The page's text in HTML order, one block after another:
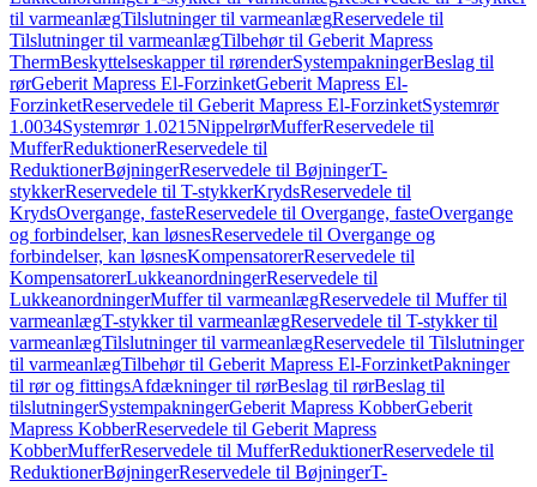
til varmeanlægTilslutninger til varmeanlægReservedele til
Tilslutninger til varmeanlægTilbehør til Geberit Mapress
ThermBeskyttelseskapper til rørenderSystempakningerBeslag til
rørGeberit Mapress El-ForzinketGeberit Mapress El-
ForzinketReservedele til Geberit Mapress El-ForzinketSystemrør
1.0034Systemrør 1.0215NippelrørMufferReservedele til
MufferReduktionerReservedele til
ReduktionerBøjningerReservedele til BøjningerT-
stykkerReservedele til T-stykkerKrydsReservedele til
KrydsOvergange, fasteReservedele til Overgange, fasteOvergange
og forbindelser, kan løsnesReservedele til Overgange og
forbindelser, kan løsnesKompensatorerReservedele til
KompensatorerLukkeanordningerReservedele til
LukkeanordningerMuffer til varmeanlægReservedele til Muffer til
varmeanlægT-stykker til varmeanlægReservedele til T-stykker til
varmeanlægTilslutninger til varmeanlægReservedele til Tilslutninger
til varmeanlægTilbehør til Geberit Mapress El-ForzinketPakninger
til rør og fittingsAfdækninger til rørBeslag til rørBeslag til
tilslutningerSystempakningerGeberit Mapress KobberGeberit
Mapress KobberReservedele til Geberit Mapress
KobberMufferReservedele til MufferReduktionerReservedele til
ReduktionerBøjningerReservedele til BøjningerT-